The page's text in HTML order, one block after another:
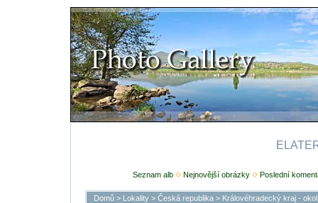
Seznam alb Nejnovější obrázky Poslední
Domů> Lokality> Česká republika> Královéhradecký kraj -